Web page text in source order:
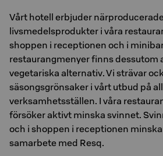
Vårt hotell erbjuder
livsmedelsprodukter i våra
shoppen i receptionen och i
restaurangmenyer finns dessutom
vegetariska alternativ. Vi strävar
säsongsgrönsaker i vårt utbud på
verksamhetsställen. I våra
försöker aktivt minska svinnet.
och i shoppen i receptionen
samarbete med Resq.